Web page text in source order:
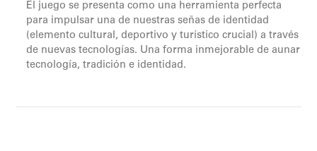
El juego se presenta como una herramienta perfecta
para impulsar una de nuestras señas de identidad
(elemento cultural, deportivo y turístico crucial) a través
de nuevas tecnologías. Una forma inmejorable de aunar
tecnología, tradición e identidad.